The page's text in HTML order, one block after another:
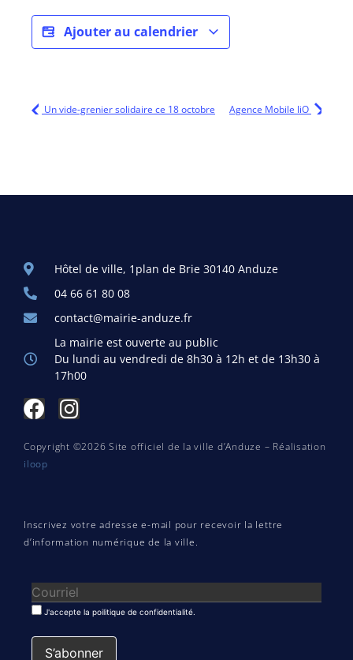
Ajouter au calendrier
Un vide-grenier solidaire ce 18 octobre Agence Mobile liO
Hôtel de ville, 1plan de Brie 30140 Anduze
04 66 61 80 08
contact@mairie-anduze.fr
La mairie est ouverte au public
Du lundi au vendredi de 8h30 à 12h et de 13h30 à
17h00
Copyright ©2026 Site officiel de la ville d’Anduze – Réalisation
iloop
Inscrivez votre adresse e-mail pour recevoir la lettre
d’information numérique de la ville.
J'accepte la poilitique de confidentialité.